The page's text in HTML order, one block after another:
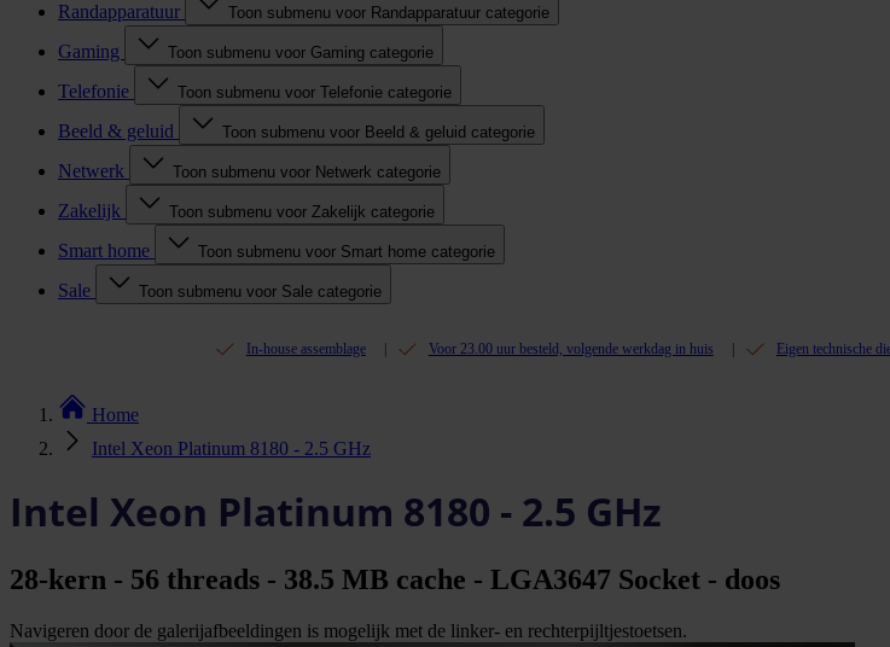
Randapparatuur Toon submenu voor Randapparatuur categorie
Gaming Toon submenu voor Gaming categorie
Telefonie Toon submenu voor Telefonie categorie
Beeld & geluid Toon submenu voor Beeld & geluid categorie
Netwerk Toon submenu voor Netwerk categorie
Zakelijk Toon submenu voor Zakelijk categorie
Smart home Toon submenu voor Smart home categorie
Sale Toon submenu voor Sale categorie
In-house assemblage Voor 23.00 uur besteld, volgende werkdag in huis Eigen technische
Home
Intel Xeon Platinum 8180 - 2.5 GHz
Intel Xeon Platinum 8180 - 2.5 GHz
28-kern - 56 threads - 38.5 MB cache - LGA3647 Socket - doos
Navigeren door de galerijafbeeldingen is mogelijk met de linker- en rechterpijltjestoetsen.